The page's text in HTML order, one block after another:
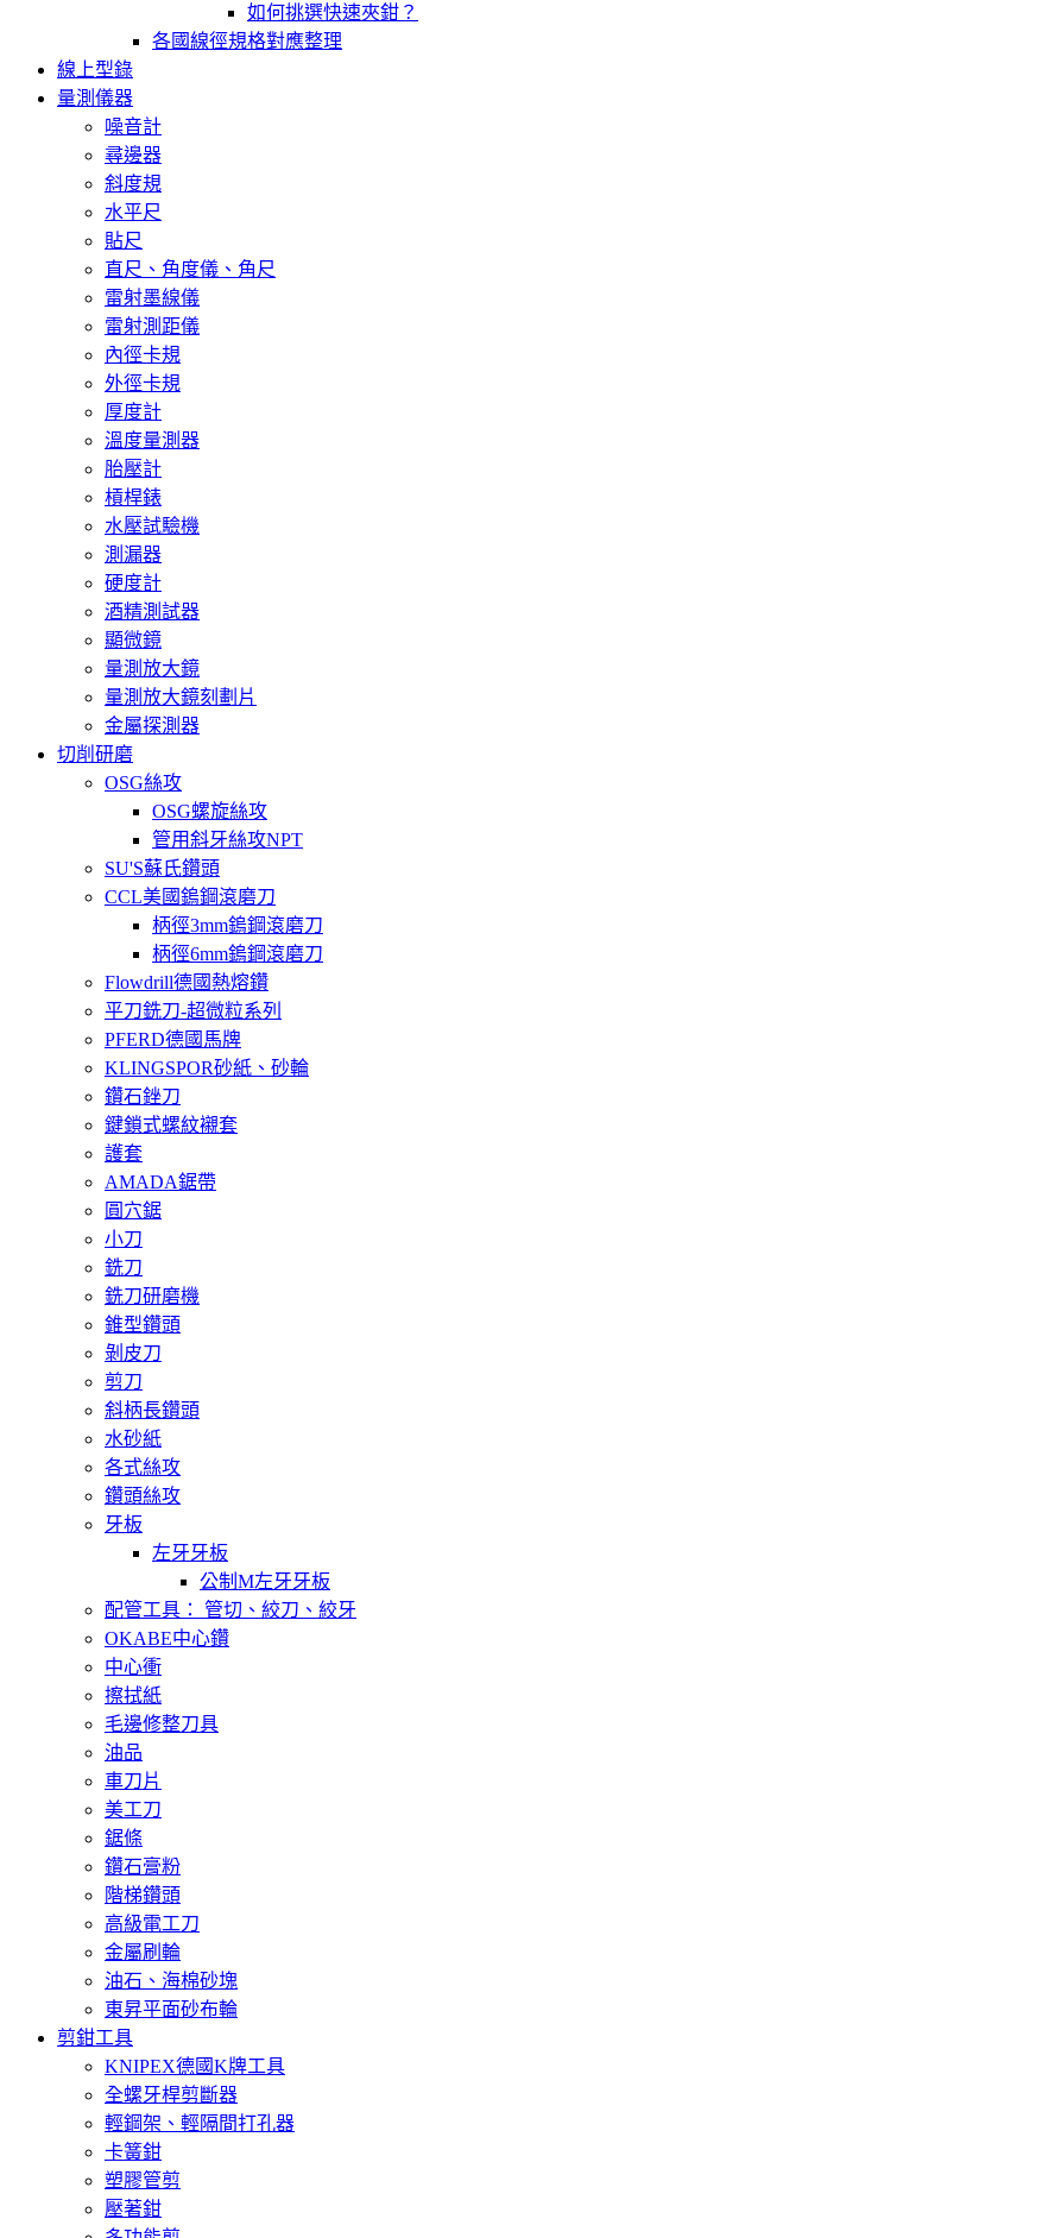
如何挑選快速夾鉗？
各國線徑規格對應整理
線上型錄
量測儀器
噪音計
尋邊器
斜度規
水平尺
貼尺
直尺、角度儀、角尺
雷射墨線儀
雷射測距儀
內徑卡規
外徑卡規
厚度計
溫度量測器
胎壓計
槓桿錶
水壓試驗機
測漏器
硬度計
酒精測試器
顯微鏡
量測放大鏡
量測放大鏡刻劃片
金屬探測器
切削研磨
OSG絲攻
OSG螺旋絲攻
管用斜牙絲攻NPT
SU'S蘇氏鑽頭
CCL美國鎢鋼滾磨刀
柄徑3mm鎢鋼滾磨刀
柄徑6mm鎢鋼滾磨刀
Flowdrill德國熱熔鑽
平刀銑刀-超微粒系列
PFERD德國馬牌
KLINGSPOR砂紙、砂輪
鑽石銼刀
鍵鎖式螺紋襯套
護套
AMADA鋸帶
圓穴鋸
小刀
銑刀
銑刀研磨機
錐型鑽頭
剝皮刀
剪刀
斜柄長鑽頭
水砂紙
各式絲攻
鑽頭絲攻
牙板
左牙牙板
公制M左牙牙板
配管工具： 管切、絞刀、絞牙
OKABE中心鑽
中心衝
擦拭紙
毛邊修整刀具
油品
車刀片
美工刀
鋸條
鑽石膏粉
階梯鑽頭
高級電工刀
金屬刷輪
油石、海棉砂塊
東昇平面砂布輪
剪鉗工具
KNIPEX德國K牌工具
全螺牙桿剪斷器
輕鋼架、輕隔間打孔器
卡簧鉗
塑膠管剪
壓著鉗